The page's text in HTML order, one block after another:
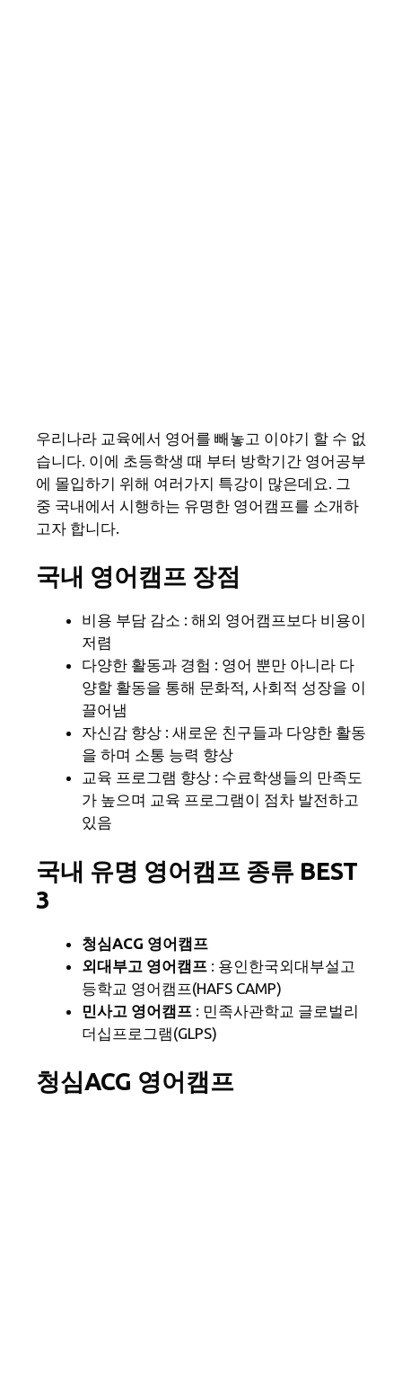
우리나라 교육에서 영어를 빼놓고 이야기 할 수 없
습니다. 이에 초등학생 때 부터 방학기간 영어공부
에 몰입하기 위해 여러가지 특강이 많은데요. 그
중 국내에서 시행하는 유명한 영어캠프를 소개하
고자 합니다.
국내 영어캠프 장점
비용 부담 감소 : 해외 영어캠프보다 비용이
저렴
다양한 활동과 경험 : 영어 뿐만 아니라 다
양할 활동을 통해 문화적, 사회적 성장을 이
끌어냄
자신감 향상 : 새로운 친구들과 다양한 활동
을 하며 소통 능력 향상
교육 프로그램 향상 : 수료학생들의 만족도
가 높으며 교육 프로그램이 점차 발전하고
있음
국내 유명 영어캠프 종류 BEST
3
청심ACG 영어캠프
외대부고 영어캠프 : 용인한국외대부설고
등학교 영어캠프(HAFS CAMP)
민사고 영어캠프 : 민족사관학교 글로벌리
더십프로그램(GLPS)
청심ACG 영어캠프